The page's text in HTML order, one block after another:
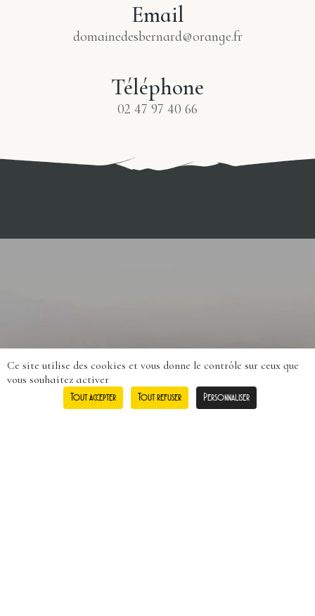
Email
domainedesbernard@orange.fr
Téléphone
02 47 97 40 66
Ce site utilise des cookies et vous donne le contrôle sur ceux que
vous souhaitez activer
Tout accepter Tout refuser Personnaliser